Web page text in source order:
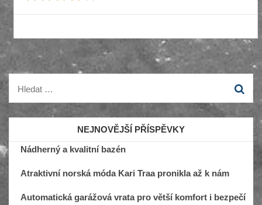
Vyhledávání
NEJNOVĚJŠÍ PŘÍSPĚVKY
Nádherný a kvalitní bazén
Atraktivní norská móda Kari Traa pronikla až k nám
Automatická garážová vrata pro větší komfort i bezpečí